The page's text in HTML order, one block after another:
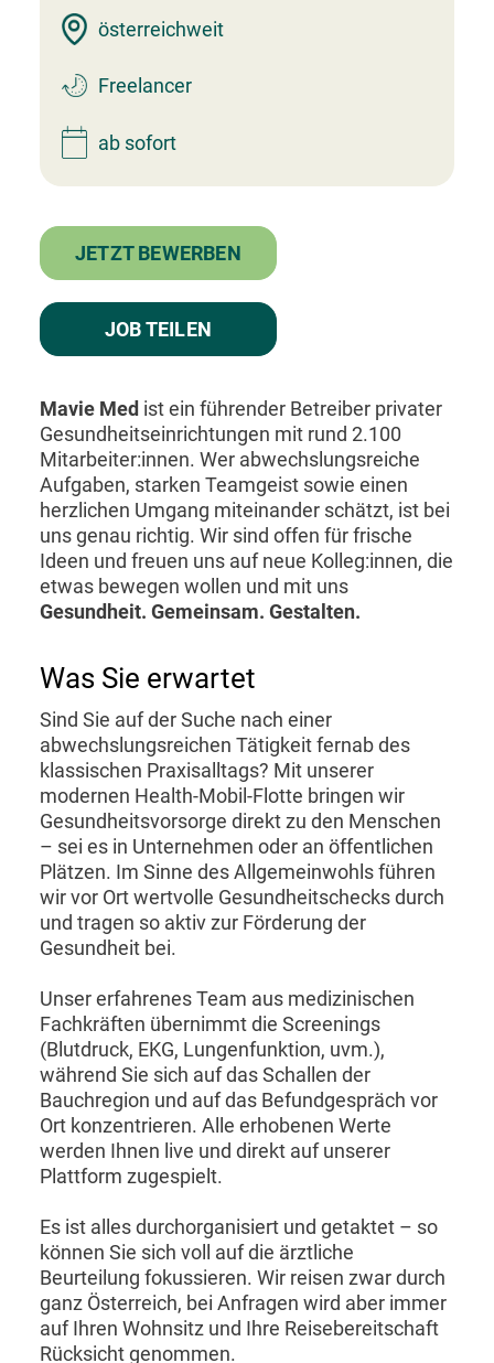
Mavie Med ist ein führender Betreiber privater
Gesundheitseinrichtungen mit rund 2.100
Mitarbeiter:innen. Wer abwechslungsreiche
Aufgaben, starken Teamgeist sowie einen
herzlichen Umgang miteinander schätzt, ist bei
uns genau richtig. Wir sind offen für frische
Ideen und freuen uns auf neue Kolleg:innen, die
etwas bewegen wollen und mit uns
Gesundheit. Gemeinsam. Gestalten.
österreichweit
Freelancer
ab sofort
JETZT BEWERBEN
JOB TEILEN
Was Sie erwartet
Sind Sie auf der Suche nach einer
abwechslungsreichen Tätigkeit fernab des
klassischen Praxisalltags? Mit unserer
modernen Health-Mobil-Flotte bringen wir
Gesundheitsvorsorge direkt zu den Menschen
– sei es in Unternehmen oder an öffentlichen
Plätzen. Im Sinne des Allgemeinwohls führen
wir vor Ort wertvolle Gesundheitschecks durch
und tragen so aktiv zur Förderung der
Gesundheit bei.
Unser erfahrenes Team aus medizinischen
Fachkräften übernimmt die Screenings
(Blutdruck, EKG, Lungenfunktion, uvm.),
während Sie sich auf das Schallen der
Bauchregion und auf das Befundgespräch vor
Ort konzentrieren. Alle erhobenen Werte
werden Ihnen live und direkt auf unserer
Plattform zugespielt.
Es ist alles durchorganisiert und getaktet – so
können Sie sich voll auf die ärztliche
Beurteilung fokussieren. Wir reisen zwar durch
ganz Österreich, bei Anfragen wird aber immer
auf Ihren Wohnsitz und Ihre Reisebereitschaft
Rücksicht genommen.